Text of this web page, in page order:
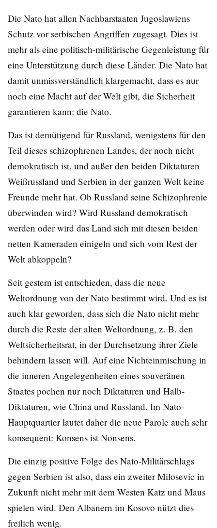
Die Nato hat allen Nachbarstaaten Jugoslawiens
Schutz vor serbischen Angriffen zugesagt. Dies ist
mehr als eine politisch-militärische Gegenleistung für
eine Unterstützung durch diese Länder. Die Nato hat
damit unmissverständlich klargemacht, dass es nur
noch eine Macht auf der Welt gibt, die Sicherheit
garantieren kann: die Nato.
Das ist demütigend für Russland, wenigstens für den
Teil dieses schizophrenen Landes, der noch nicht
demokratisch ist, und außer den beiden Diktaturen
Weißrussland und Serbien in der ganzen Welt keine
Freunde mehr hat. Ob Russland seine Schizophrenie
überwinden wird? Wird Russland demokratisch
werden oder wird das Land sich mit diesen beiden
netten Kameraden einigeln und sich vom Rest der
Welt abkoppeln?
Seit gestern ist entschieden, dass die neue
Weltordnung von der Nato bestimmt wird. Und es ist
auch klar geworden, dass sich die Nato nicht mehr
durch die Reste der alten Weltordnung, z. B. den
Weltsicherheitsrat, in der Durchsetzung ihrer Ziele
behindern lassen will. Auf eine Nichteinmischung in
die inneren Angelegenheiten eines souveränen
Staates pochen nur noch Diktaturen und Halb-
Diktaturen, wie China und Russland. Im Nato-
Hauptquartier lautet daher die neue Parole auch sehr
konsequent: Konsens ist Nonsens.
Die einzig positive Folge des Nato-Militärschlags
gegen Serbien ist also, dass ein zweiter Milosevic in
Zukunft nicht mehr mit dem Westen Katz und Maus
spielen wird. Den Albanern im Kosovo nützt dies
freilich wenig.